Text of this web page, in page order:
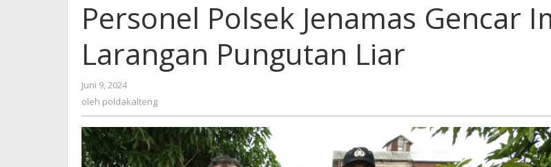
Gencar
Imbau
Pungutan
Personel Polsek Jenamas Gencar
Larangan Pungutan Liar
Juni 9, 2024
poldakalteng
oleh poldakalteng